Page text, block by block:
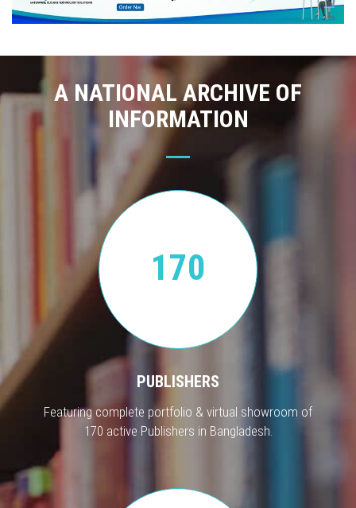
A NATIONAL ARCHIVE OF
INFORMATION
170
PUBLISHERS
Featuring complete portfolio & virtual showroom of
170 active Publishers in Bangladesh.